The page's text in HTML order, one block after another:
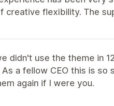
flexibility. The
didn't use the theme in
a fellow CEO this is
again if I were you.